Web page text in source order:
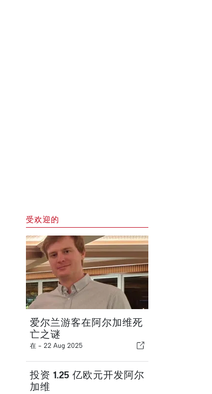
受欢迎的
爱尔兰游客在阿尔加维死
亡之谜
在 - 22 Aug 2025
投资 1.25 亿欧元开发阿尔
加维